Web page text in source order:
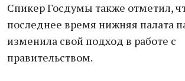
Спикер Госдумы также отметил,
последнее время нижняя палата
изменила свой подход в работе с
правительством.